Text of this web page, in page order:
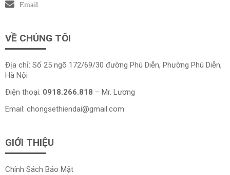
Email
VỀ CHÚNG TÔI
Địa chỉ: Số 25 ngõ 172/69/30 đường Phú Diễn, Phường Phú Diễn,
Hà Nội
Điện thoại: 0918.266.818 – Mr. Lương
Email: chongsethiendai@gmail.com
GIỚI THIỆU
Chính Sách Bảo Mật